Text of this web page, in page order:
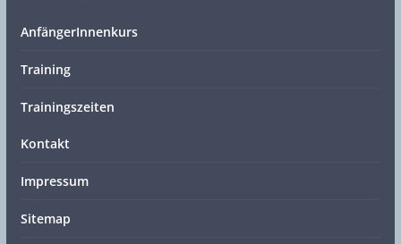
AnfängerInnenkurs
Training
Trainingszeiten
Kontakt
Impressum
Sitemap